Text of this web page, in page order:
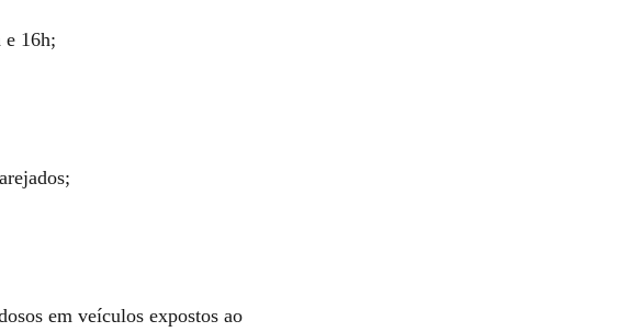
e 16h;
em veículos expostos ao